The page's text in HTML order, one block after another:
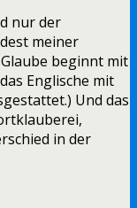
nur der
meiner
beginnt mit
Englische mit
Und das
in der